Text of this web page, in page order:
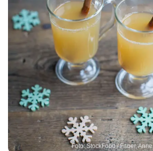
Foto: StockFood / Faber, Anne